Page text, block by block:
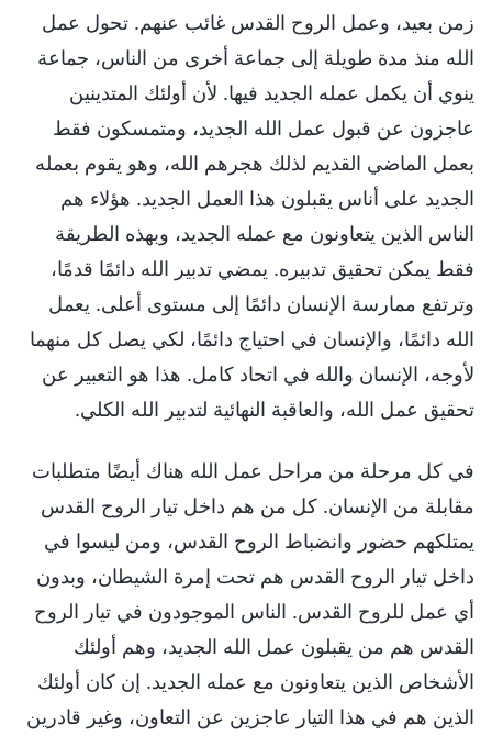
زمن بعيد، وعمل الروح القدس غائب عنهم. تحول عمل
الله منذ مدة طويلة إلى جماعة أخرى من الناس، جماعة
ينوي أن يكمل عمله الجديد فيها. لأن أولئك المتدينين
عاجزون عن قبول عمل الله الجديد، ومتمسكون فقط
بعمل الماضي القديم لذلك هجرهم الله، وهو يقوم بعمله
الجديد على أناس يقبلون هذا العمل الجديد. هؤلاء هم
الناس الذين يتعاونون مع عمله الجديد، وبهذه الطريقة
فقط يمكن تحقيق تدبيره. يمضي تدبير الله دائمًا قدمًا،
وترتفع ممارسة الإنسان دائمًا إلى مستوى أعلى. يعمل
الله دائمًا، والإنسان في احتياج دائمًا، لكي يصل كل منهما
لأوجه، الإنسان والله في اتحاد كامل. هذا هو التعبير عن
تحقيق عمل الله، والعاقبة النهائية لتدبير الله الكلي.
في كل مرحلة من مراحل عمل الله هناك أيضًا متطلبات
مقابلة من الإنسان. كل من هم داخل تيار الروح القدس
يمتلكهم حضور وانضباط الروح القدس، ومن ليسوا في
داخل تيار الروح القدس هم تحت إمرة الشيطان، وبدون
أي عمل للروح القدس. الناس الموجودون في تيار الروح
القدس هم من يقبلون عمل الله الجديد، وهم أولئك
الأشخاص الذين يتعاونون مع عمله الجديد. إن كان أولئك
الذين هم في هذا التيار عاجزين عن التعاون، وغير قادرين